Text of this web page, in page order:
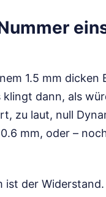
1.5 mm
dann, als
zu laut, null
mm, oder –
ist der